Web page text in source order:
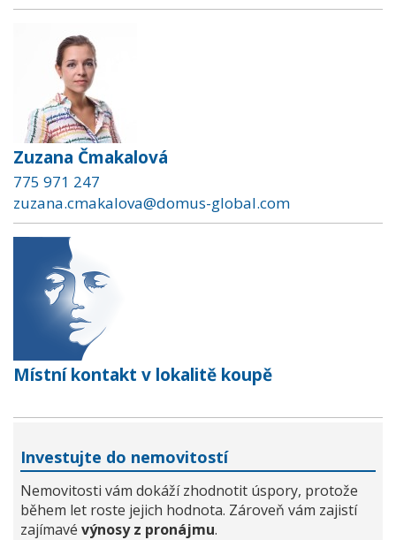
Zuzana Čmakalová
775 971 247
zuzana.cmakalova@domus-global.com
Místní kontakt v lokalitě koupě
Investujte do nemovitostí
Nemovitosti vám dokáží zhodnotit úspory, protože
během let roste jejich hodnota. Zároveň vám zajistí
zajímavé výnosy z pronájmu.